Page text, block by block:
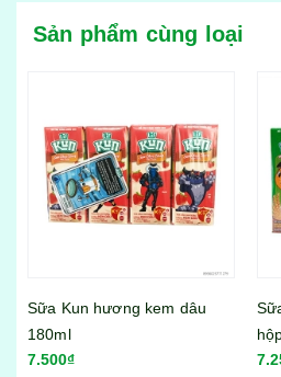
Sản phẩm cùng loại
Sữa Kun socola lúa mạch
hộp 180ml
7.250₫